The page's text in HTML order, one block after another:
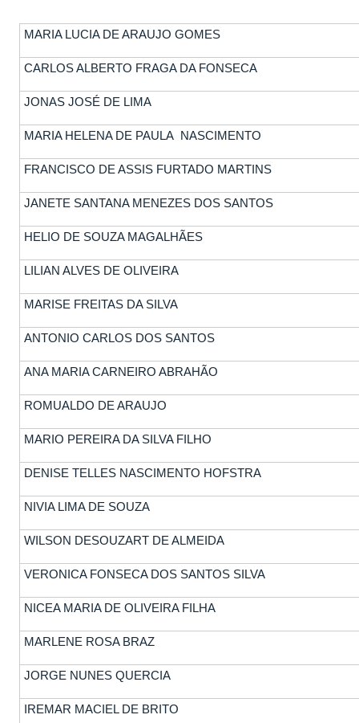
MARIA LUCIA DE ARAUJO GOMES
CARLOS ALBERTO FRAGA DA FONSECA
JONAS JOSÉ DE LIMA
MARIA HELENA DE PAULA NASCIMENTO
FRANCISCO DE ASSIS FURTADO MARTINS
JANETE SANTANA MENEZES DOS SANTOS
HELIO DE SOUZA MAGALHÃES
LILIAN ALVES DE OLIVEIRA
MARISE FREITAS DA SILVA
ANTONIO CARLOS DOS SANTOS
ANA MARIA CARNEIRO ABRAHÃO
ROMUALDO DE ARAUJO
MARIO PEREIRA DA SILVA FILHO
DENISE TELLES NASCIMENTO HOFSTRA
NIVIA LIMA DE SOUZA
WILSON DESOUZART DE ALMEIDA
VERONICA FONSECA DOS SANTOS SILVA
NICEA MARIA DE OLIVEIRA FILHA
MARLENE ROSA BRAZ
JORGE NUNES QUERCIA
IREMAR MACIEL DE BRITO